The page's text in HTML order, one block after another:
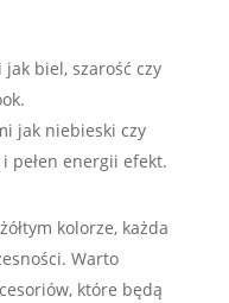
biel, szarość czy
jak niebieski⁢ czy
⁢pełen energii efekt.
kolorze, ⁣każda
Warto
które będą